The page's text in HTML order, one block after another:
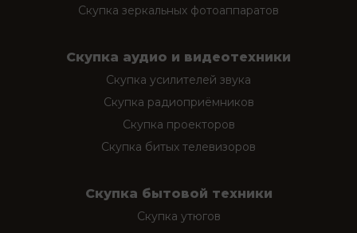
Скупка зеркальных фотоаппаратов
Скупка аудио и видеотехники
Скупка усилителей звука
Скупка радиоприёмников
Скупка проекторов
Скупка битых телевизоров
Скупка бытовой техники
Скупка утюгов